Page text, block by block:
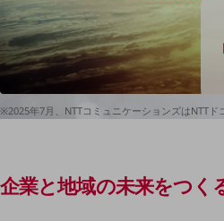
職場環境整備
地域共創・地方創生
セキュリティ対策
遠隔監視
自動化・省電化
※2025年7月、NTTコミュニケーションズはNTTド
企業と地域の未来をつく